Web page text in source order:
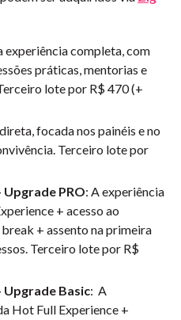
experiência completa, com
práticas, mentorias e
lote por R$ 470 (+
focada nos painéis e no
Terceiro lote por
Upgrade PRO: A experiência
+ acesso ao
+ assento na primeira
Terceiro lote por R$
Upgrade Basic: A
Hot Full Experience +